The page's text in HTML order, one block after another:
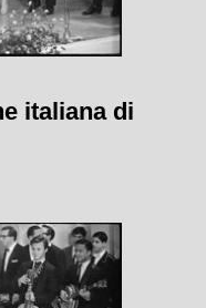
italiana di